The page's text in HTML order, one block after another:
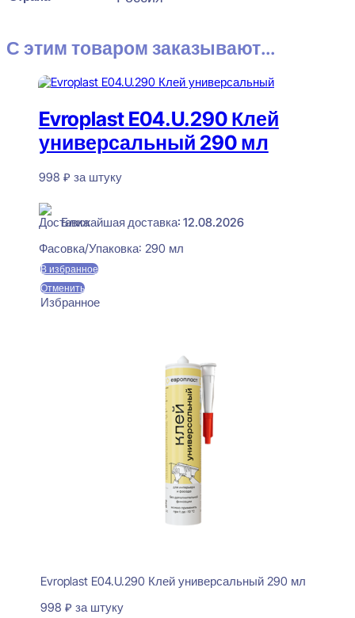
С этим товаром заказывают...
Evroplast E04.U.290 Клей
универсальный 290 мл
998 ₽ за штуку
Ближайшая доставка: 12.08.2026
Фасовка/Упаковка: 290 мл
В избранное
Отменить
Избранное
Evroplast E04.U.290 Клей универсальный 290 мл
998 ₽ за штуку